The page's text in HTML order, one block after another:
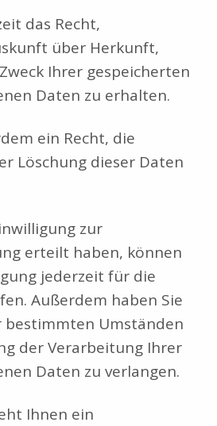
das Recht,
über Herkunft,
Ihrer gespeicherten
Daten zu erhalten.
ein Recht, die
Löschung dieser Daten
zur
erteilt haben, können
jederzeit für die
Außerdem haben Sie
bestimmten Umständen
der Verarbeitung Ihrer
Daten zu verlangen.
Ihnen ein